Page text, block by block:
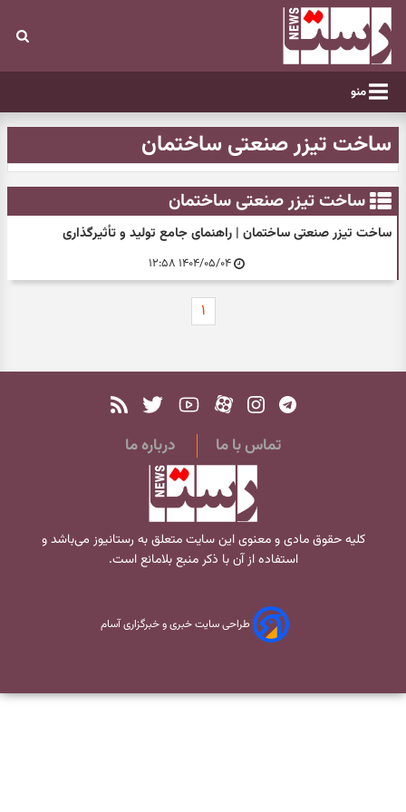
منو
ساخت تیزر صنعتی ساختمان
ساخت تیزر صنعتی ساختمان
ساخت تیزر صنعتی ساختمان | راهنمای جامع تولید و تأثیرگذاری
۱۴۰۴/۰۵/۰۴ ۱۲:۵۸
۱
تماس با ما درباره ما
کلیه حقوق مادی و معنوی این سایت متعلق به رستانیوز می‌باشد و
استفاده از آن با ذکر منبع بلامانع است.
طراحی سایت خبری و خبرگزاری آسام